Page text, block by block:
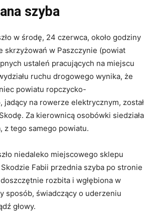
szyba
w środę, 24 czerwca, około godziny
skrzyżowań w Paszczynie (powiat
ustaleń pracujących na miejscu
ruchu drogowego wynika, że
powiatu ropczycko-
jadący na rowerze elektrycznym, został
Za kierownicą osobówki siedziała
z tego samego powiatu.
niedaleko miejscowego sklepu
Fabii przednia szyba po stronie
rozbita i wgłębiona w
sposób, świadczący o uderzeniu
głowy.